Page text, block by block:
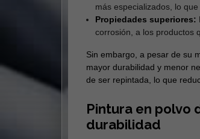
más especializados, lo
Propiedades superiores:
corrosión, a los productos
Sin embargo, a pesar de su
mayor durabilidad y menor
de ser repintada, lo que
Pintura en polvo
durabilidad